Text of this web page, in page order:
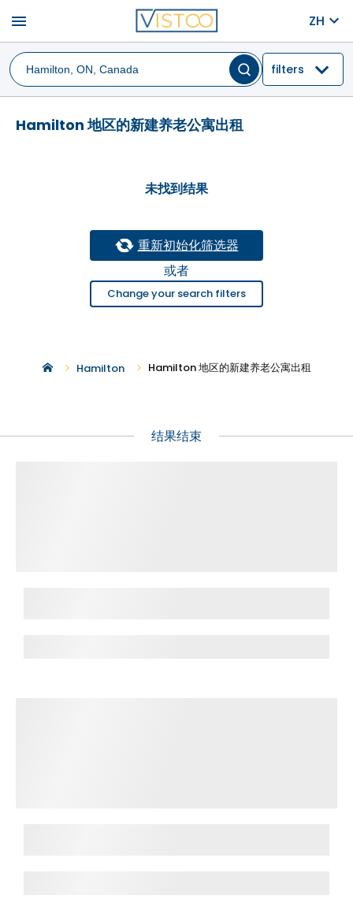
menu ZH
filters
Hamilton 地区的新建养老公寓出租
未找到结果
重新初始化筛选器
或者
Change your search filters
Hamilton Hamilton 地区的新建养老公寓出租
结果结束